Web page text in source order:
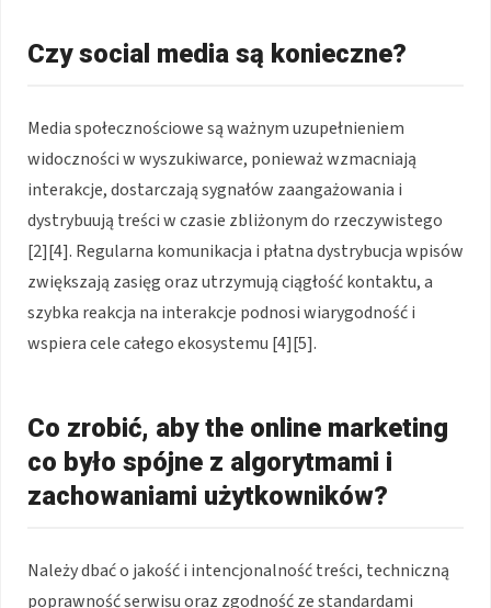
Czy social media są konieczne?
Media społecznościowe są ważnym uzupełnieniem
widoczności w wyszukiwarce, ponieważ wzmacniają
interakcje, dostarczają sygnałów zaangażowania i
dystrybuują treści w czasie zbliżonym do rzeczywistego
[2][4]. Regularna komunikacja i płatna dystrybucja wpisów
zwiększają zasięg oraz utrzymują ciągłość kontaktu, a
szybka reakcja na interakcje podnosi wiarygodność i
wspiera cele całego ekosystemu [4][5].
Co zrobić, aby the online marketing
co było spójne z algorytmami i
zachowaniami użytkowników?
Należy dbać o jakość i intencjonalność treści, techniczną
poprawność serwisu oraz zgodność ze standardami